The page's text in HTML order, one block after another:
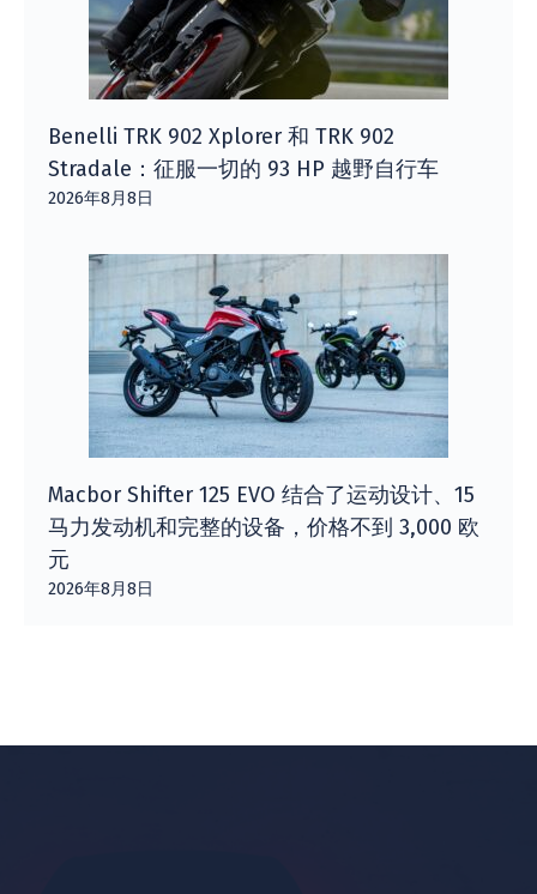
Benelli TRK 902 Xplorer 和 TRK 902
Stradale：征服一切的 93 HP 越野自行车
2026年8月8日
Macbor Shifter 125 EVO 结合了运动设计、15
马力发动机和完整的设备，价格不到 3,000 欧
元
2026年8月8日